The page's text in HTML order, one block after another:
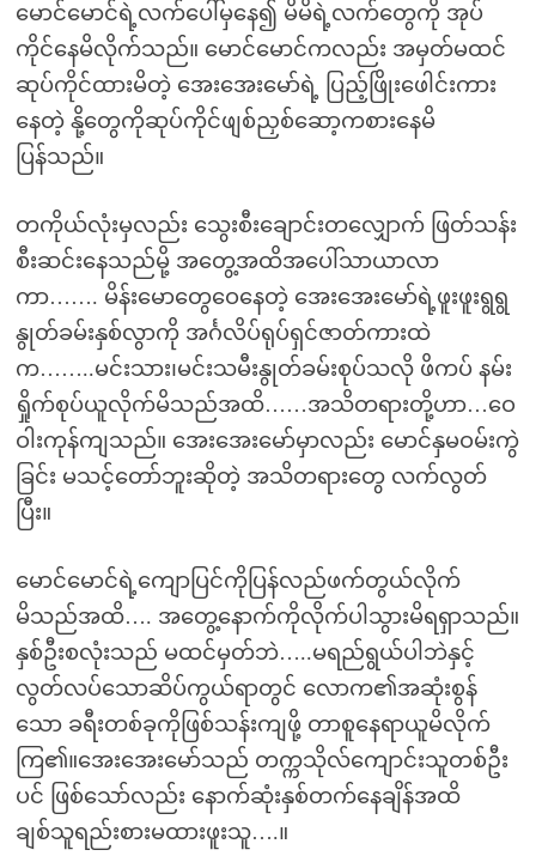
မောင်မောင်ရဲ့လက်ပေါ်မှနေ၍ မိမိရဲ့လက်တွေကို အုပ်
ကိုင်နေမိလိုက်သည်။ မောင်မောင်ကလည်း အမှတ်မထင်
ဆုပ်ကိုင်ထားမိတဲ့ အေးအေးမော်ရဲ့ ပြည့်ဖြိုးဖေါင်းကား
နေတဲ့ နို့တွေကိုဆုပ်ကိုင်ဖျစ်ညှစ်ဆော့ကစားနေမိ
ပြန်သည်။
တကိုယ်လုံးမှလည်း သွေးစီးချောင်းတလျှောက် ဖြတ်သန်း
စီးဆင်းနေသည်မို့ အတွေ့အထိအပေါ်သာယာလာ
ကာ……. မိန်းမောတွေဝေနေတဲ့ အေးအေးမော်ရဲ့ဖူးဖူးရွရွ
နွုတ်ခမ်းနှစ်လွာကို အင်္ဂလိပ်ရုပ်ရှင်ဇာတ်ကားထဲ
က……..မင်းသား၊မင်းသမီးနွုတ်ခမ်းစုပ်သလို ဖိကပ် နမ်း
ရှိုက်စုပ်ယူလိုက်မိသည်အထိ……အသိတရားတို့ဟာ…ဝေ
ဝါးကုန်ကျသည်။ အေးအေးမော်မှာလည်း မောင်နှမဝမ်းကွဲ
ခြင်း မသင့်တော်ဘူးဆိုတဲ့ အသိတရားတွေ လက်လွတ်
ပြီး။
မောင်မောင်ရဲ့ကျောပြင်ကိုပြန်လည်ဖက်တွယ်လိုက်
မိသည်အထိ…. အတွေ့နောက်ကိုလိုက်ပါသွားမိရရှာသည်။
နှစ်ဦးစလုံးသည် မထင်မှတ်ဘဲ…..မရည်ရွယ်ပါဘဲနှင့်
လွတ်လပ်သောဆိပ်ကွယ်ရာတွင် လောက၏အဆုံးစွန်
သော ခရီးတစ်ခုကိုဖြစ်သန်းကျဖို့ တာစူနေရာယူမိလိုက်
ကြ၏။အေးအေးမော်သည် တက္ကသိုလ်ကျောင်းသူတစ်ဦး
ပင် ဖြစ်သော်လည်း နောက်ဆုံးနှစ်တက်နေချိန်အထိ
ချစ်သူရည်းစားမထားဖူးသူ….။